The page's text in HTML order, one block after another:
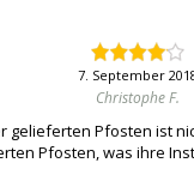
7. September
Christophe F.
gelieferten Pfosten ist
Pfosten, was ihre